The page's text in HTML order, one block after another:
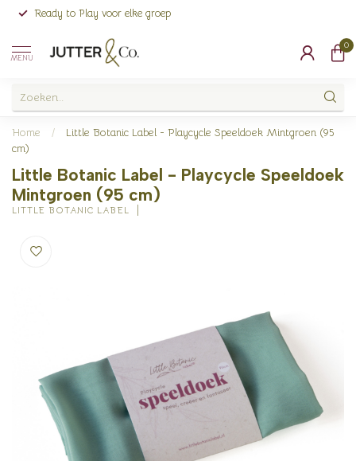
Ready to Play voor elke groep
MENU
0
Home /
Little Botanic Label - Playcycle Speeldoek Mintgroen (95
cm)
Little Botanic Label - Playcycle Speeldoek
Mintgroen (95 cm)
LITTLE BOTANIC LABEL